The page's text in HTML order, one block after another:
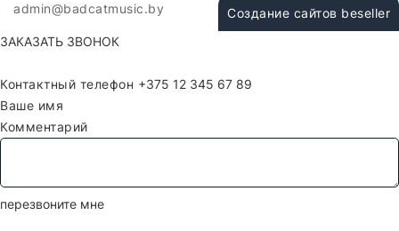
admin@badcatmusic.by
Создание сайтов beseller
ЗАКАЗАТЬ ЗВОНОК
Контактный телефон
Ваше имя
Комментарий
перезвоните мне